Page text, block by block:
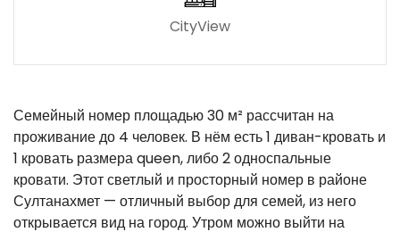
CityView
Семейный номер площадью 30 м² рассчитан на
проживание до 4 человек. В нём есть 1 диван-кровать и
1 кровать размера queen, либо 2 односпальные
кровати. Этот светлый и просторный номер в районе
Султанахмет — отличный выбор для семей, из него
открывается вид на город. Утром можно выйти на